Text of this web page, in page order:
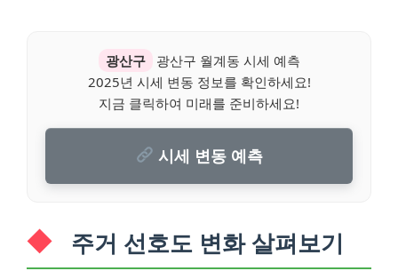
광산구
광산구 월계동 시세 예측
2025년 시세 변동 정보를 확인하세요!
지금 클릭하여 미래를 준비하세요!
시세 변동 예측
주거 선호도 변화 살펴보기